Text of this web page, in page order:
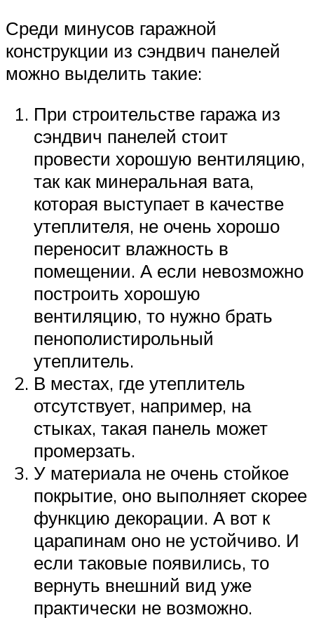
Среди минусов гаражной
конструкции из сэндвич панелей
можно выделить такие:
При строительстве гаража из
сэндвич панелей стоит
провести хорошую вентиляцию,
так как минеральная вата,
которая выступает в качестве
утеплителя, не очень хорошо
переносит влажность в
помещении. А если невозможно
построить хорошую
вентиляцию, то нужно брать
пенополистирольный
утеплитель.
В местах, где утеплитель
отсутствует, например, на
стыках, такая панель может
промерзать.
У материала не очень стойкое
покрытие, оно выполняет скорее
функцию декорации. А вот к
царапинам оно не устойчиво. И
если таковые появились, то
вернуть внешний вид уже
практически не возможно.